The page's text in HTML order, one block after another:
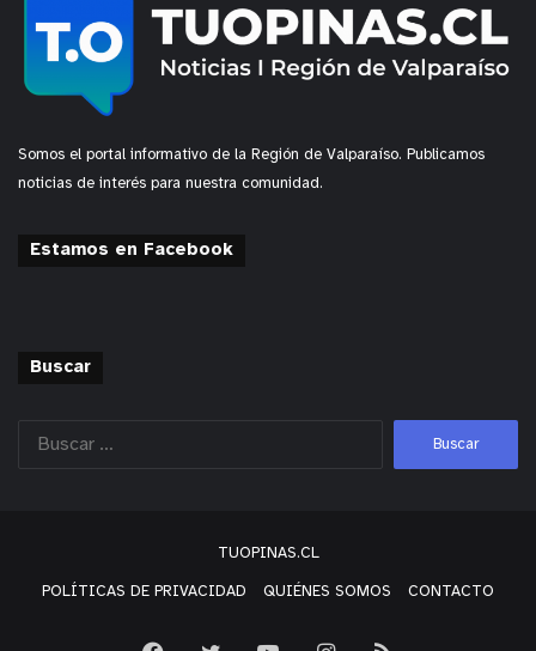
Somos el portal informativo de la Región de Valparaíso. Publicamos
noticias de interés para nuestra comunidad.
Estamos en Facebook
Buscar
TUOPINAS.CL
POLÍTICAS DE PRIVACIDAD QUIÉNES SOMOS CONTACTO